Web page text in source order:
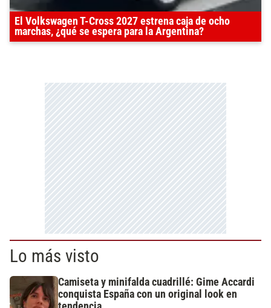
El Volkswagen T-Cross 2027 estrena caja de ocho
marchas, ¿qué se espera para la Argentina?
Lo más visto
Camiseta y minifalda cuadrillé: Gime Accardi
conquista España con un original look en